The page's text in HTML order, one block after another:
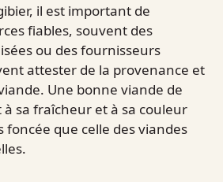
il est important de
fiables, souvent des
ou des fournisseurs
attester de la provenance et
Une bonne viande de
sa fraîcheur et à sa couleur
foncée que celle des viandes